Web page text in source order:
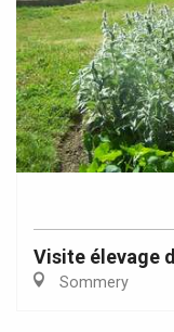
Visite élevage
Sommery